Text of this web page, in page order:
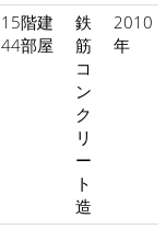
15階建
44部屋
鉄
筋
コ
ン
ク
リ
ー
ト
造
2010
年